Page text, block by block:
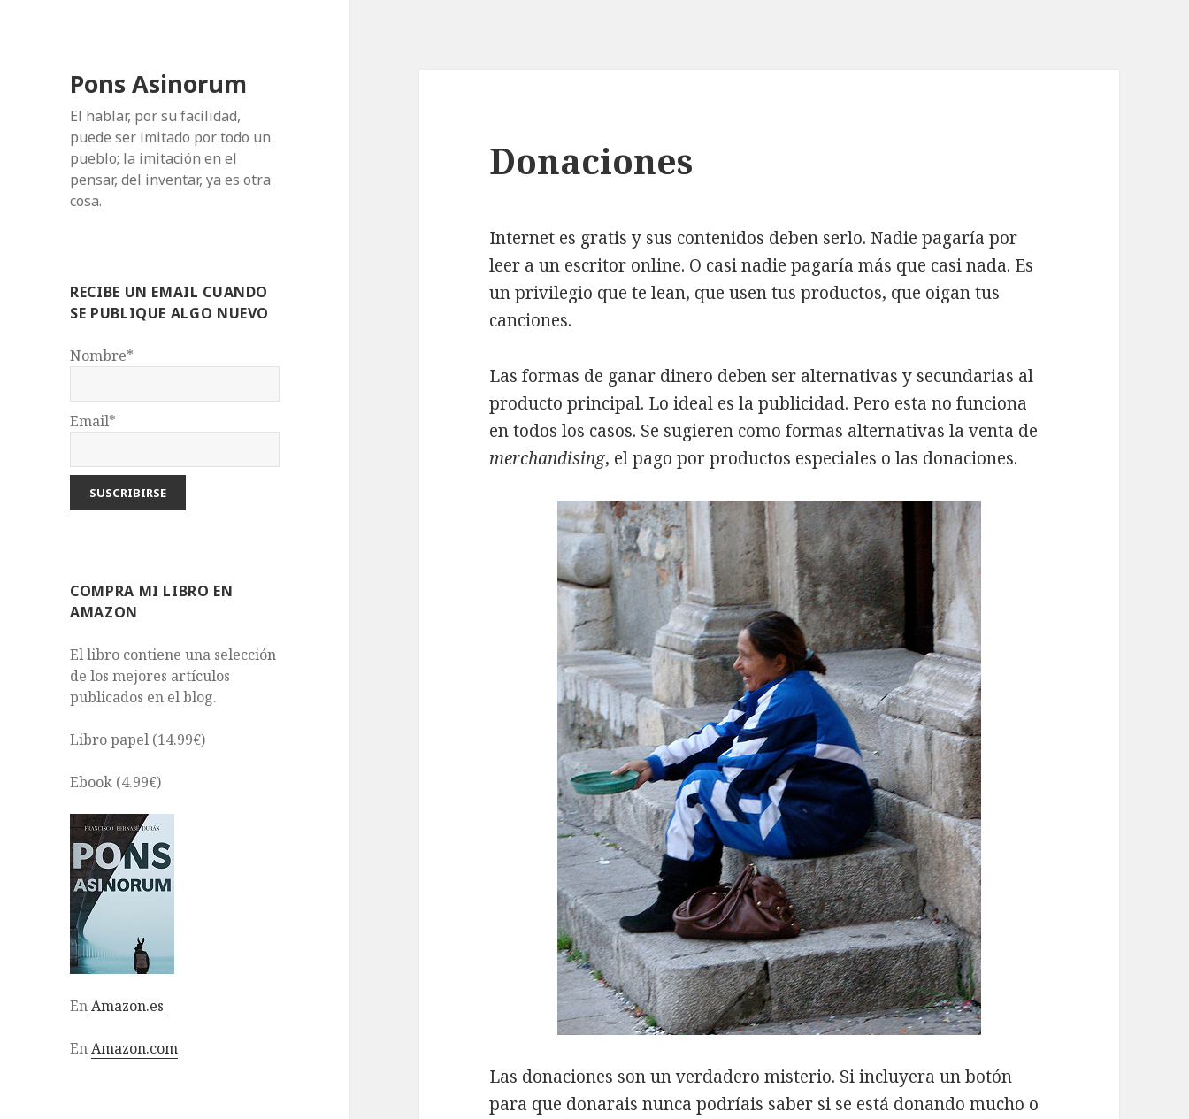
Pons Asinorum
El hablar, por su facilidad,
puede ser imitado por todo un
pueblo; la imitación en el
pensar, del inventar, ya es otra
cosa.
RECIBE UN EMAIL CUANDO
SE PUBLIQUE ALGO NUEVO
Nombre*
Email*
COMPRA MI LIBRO EN
AMAZON
El libro contiene una selección
de los mejores artículos
publicados en el blog.
Libro papel (14.99€)
Ebook (4.99€)
EnAmazon.es
EnAmazon.com
Donaciones
Internet es gratis y sus contenidos deben serlo. Nadie pagaría por
leer a un escritor online. O casi nadie pagaría más que casi nada. Es
un privilegio que te lean, que usen tus productos, que oigan tus
canciones.
Las formas de ganar dinero deben ser alternativas y secundarias al
producto principal. Lo ideal es la publicidad. Pero esta no funciona
en todos los casos. Se sugieren como formas alternativas la venta de
merchandising, el pago por productos especiales o las donaciones.
Las donaciones son un verdadero misterio. Si incluyera un botón
para que donarais nunca podríais saber si se está donando mucho o